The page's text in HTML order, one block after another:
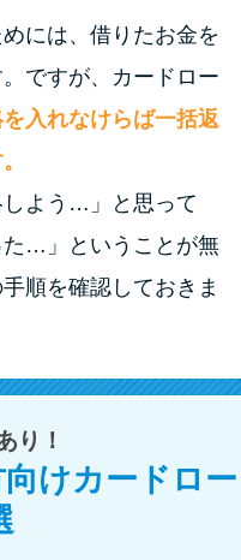
らない理由
お金を借りるに
基準と工面法
ックでも審査に通
ラックか確かめる
ーンの選び方を徹
済方法を徹底解
便利でお得な返済
には、借りたお金を
ですが、カードロー
入れなけらば一括返
しよう…」と思って
た…」ということが無
順を確認しておきま
り！
けカードロー